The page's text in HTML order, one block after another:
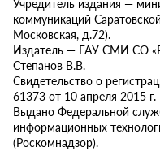
коммуникаций
Московская, д.72).
Издатель — ГАУ СМИ СО
Степанов В.В.
Свидетельство о
61373 от 10 апреля 2015 г.
Выдано Федеральной
информационных
(Роскомнадзор).